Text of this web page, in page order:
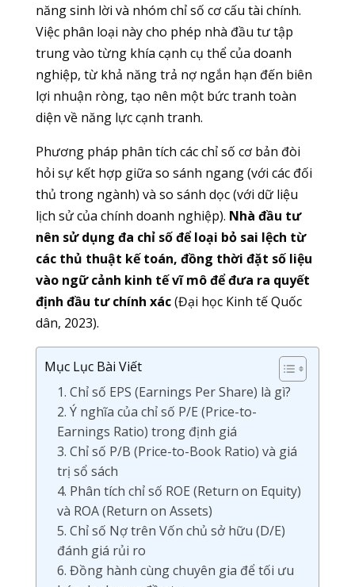
năng sinh lời và nhóm chỉ số cơ cấu tài chính.
Việc phân loại này cho phép nhà đầu tư tập
trung vào từng khía cạnh cụ thể của doanh
nghiệp, từ khả năng trả nợ ngắn hạn đến biên
lợi nhuận ròng, tạo nên một bức tranh toàn
diện về năng lực cạnh tranh.
Phương pháp phân tích các chỉ số cơ bản đòi
hỏi sự kết hợp giữa so sánh ngang (với các đối
thủ trong ngành) và so sánh dọc (với dữ liệu
lịch sử của chính doanh nghiệp). Nhà đầu tư
nên sử dụng đa chỉ số để loại bỏ sai lệch từ
các thủ thuật kế toán, đồng thời đặt số liệu
vào ngữ cảnh kinh tế vĩ mô để đưa ra quyết
định đầu tư chính xác(Đại học Kinh tế Quốc
dân, 2023).
Mục Lục Bài Viết
1. Chỉ số EPS (Earnings Per Share) là gì?
2. Ý nghĩa của chỉ số P/E (Price-to-
Earnings Ratio) trong định giá
3. Chỉ số P/B (Price-to-Book Ratio) và giá
trị sổ sách
4. Phân tích chỉ số ROE (Return on Equity)
và ROA (Return on Assets)
5. Chỉ số Nợ trên Vốn chủ sở hữu (D/E)
đánh giá rủi ro
6. Đồng hành cùng chuyên gia để tối ưu